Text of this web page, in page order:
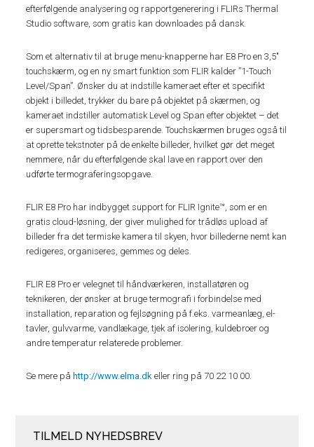
efterfølgende analysering og rapportgenerering i FLIRs Thermal
Studio software, som gratis kan downloades på dansk.
Som et alternativ til at bruge menu-knapperne har E8 Pro en 3,5″
touchskærm, og en ny smart funktion som FLIR kalder ”1-Touch
Level/Span”. Ønsker du at indstille kameraet efter et specifikt
objekt i billedet, trykker du bare på objektet på skærmen, og
kameraet indstiller automatisk Level og Span efter objektet – det
er supersmart og tidsbesparende. Touchskærmen bruges også til
at oprette tekstnoter på de enkelte billeder, hvilket gør det meget
nemmere, når du efterfølgende skal lave en rapport over den
udførte termograferingsopgave.
FLIR E8 Pro har indbygget support for FLIR Ignite™, som er en
gratis cloud-løsning, der giver mulighed for trådløs upload af
billeder fra det termiske kamera til skyen, hvor billederne nemt kan
redigeres, organiseres, gemmes og deles.
​FLIR E8 Pro er velegnet til håndværkeren, installatøren og
teknikeren, der ønsker at bruge termografi i forbindelse med
installation, reparation og fejlsøgning på f.eks. varmeanlæg, el-
tavler, gulvvarme, vandlækage, tjek af isolering, kuldebroer og
andre temperatur relaterede problemer.
Se mere på http://www.elma.dk eller ring på 70 22 10 00.
TILMELD NYHEDSBREV